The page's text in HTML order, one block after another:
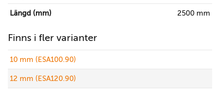
Längd (mm) 2500 mm
Finns i fler varianter
10 mm (ESA100.90)
12 mm (ESA120.90)